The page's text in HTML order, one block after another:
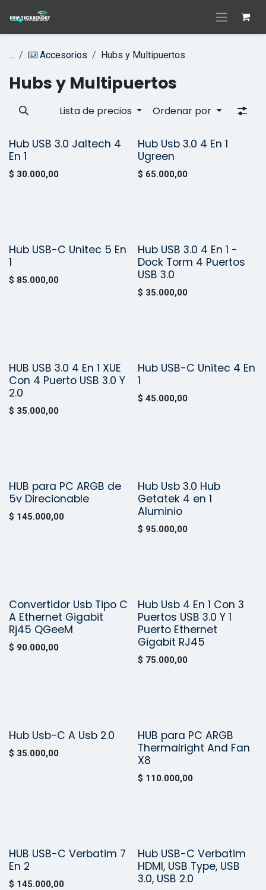
... ⌨️ Accesorios Hubs y Multipuertos
Hubs y Multipuertos
Lista de precios Ordenar por
¡Nuevo!
Hub USB 3.0 Jaltech 4
En 1
$ 30.000,00
¡Nuevo!
Hub Usb 3.0 4 En 1
Ugreen
$ 65.000,00
Vendido
Hub USB-C Unitec 5 En
1
$ 85.000,00
Vendido
Hub USB 3.0 4 En 1 -
Dock Torm 4 Puertos
USB 3.0
$ 35.000,00
¡Nuevo!
HUB USB 3.0 4 En 1 XUE
Con 4 Puerto USB 3.0 Y
2.0
$ 35.000,00
¡Nuevo!
Hub USB-C Unitec 4 En
1
$ 45.000,00
¡Nuevo!
HUB para PC ARGB de
5v Direcionable
$ 145.000,00
Hub Usb 3.0 Hub
Getatek 4 en 1
Aluminio
$ 95.000,00
¡Nuevo!
Convertidor Usb Tipo C
A Ethernet Gigabit
Rj45 QGeeM
$ 90.000,00
¡Nuevo!
Hub Usb 4 En 1 Con 3
Puertos USB 3.0 Y 1
Puerto Ethernet
Gigabit RJ45
$ 75.000,00
¡Nuevo!
Hub Usb-C A Usb 2.0
$ 35.000,00
¡Nuevo!
HUB para PC ARGB
Thermalright And Fan
X8
$ 110.000,00
Vendido
HUB USB-C Verbatim 7
En 2
$ 145.000,00
Vendido
Hub USB-C Verbatim
HDMI, USB Type, USB
3.0, USB 2.0